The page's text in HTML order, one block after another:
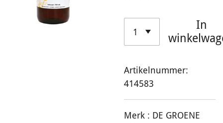
In
Artikelnummer:
414583
Merk : DE GROENE